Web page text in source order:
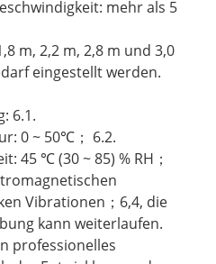
mehr als 5
m, 2,2 m, 2,8 m und 3,0
eingestellt werden.
6.1.
0 ~ 50℃； 6.2.
45 ℃ (30 ~ 85) % RH；
Vibrationen；6,4, die
kann weiterlaufen.
professionelles